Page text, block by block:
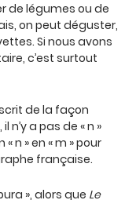
de légumes ou de
on peut déguster,
Si nous avons
c’est surtout
de la façon
n’y a pas de « n »
n » en « m » pour
française.
», alors que Le